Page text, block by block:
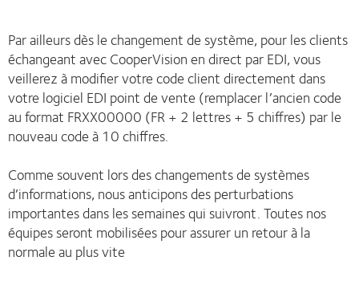
Par ailleurs dès le changement de système, pour les clients
échangeant avec CooperVision en direct par EDI, vous
veillerez à modifier votre code client directement dans
votre logiciel EDI point de vente (remplacer l’ancien code
au format FRXX00000 (FR + 2 lettres + 5 chiffres) par le
nouveau code à 10 chiffres.
Comme souvent lors des changements de systèmes
d’informations, nous anticipons des perturbations
importantes dans les semaines qui suivront. Toutes nos
équipes seront mobilisées pour assurer un retour à la
normale au plus vite